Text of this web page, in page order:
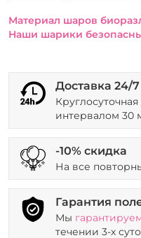
Материал шаров
Наши шарики
Доставка 24/7
интервалом 30
-10% скидка
На все
Гарантия
Мы
течении 3-х